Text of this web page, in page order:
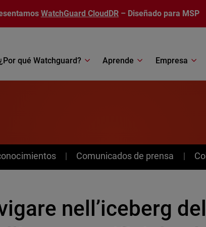
WatchGuard CloudDR – Diseñado para MSP
qué Watchguard? Aprende Empresa
Comunicados de prensa
nell’iceberg